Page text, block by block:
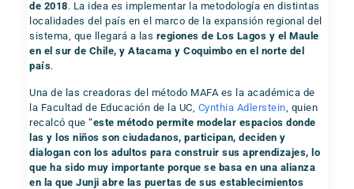
de 2018. La idea es implementar la metodología en distintas
localidades del país en el marco de la expansión regional del
sistema, que llegará a las regiones de Los Lagos y el Maule
en el sur de Chile, y Atacama y Coquimbo en el norte del
país.
Una de las creadoras del método MAFA es la académica de
la Facultad de Educación de la UC, Cynthia Adlerstein , quien
recalcó que “este método permite modelar espacios donde
las y los niños son ciudadanos, participan, deciden y
dialogan con los adultos para construir sus aprendizajes, lo
que ha sido muy importante porque se basa en una alianza
en la que Junji abre las puertas de sus establecimientos